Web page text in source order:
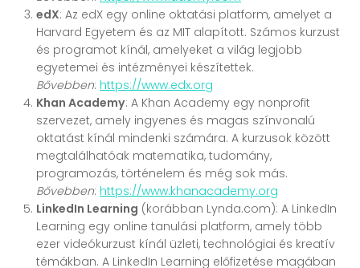
edX: Az edX egy online oktatási platform, amelyet a
Harvard Egyetem és az MIT alapított. Számos kurzust
és programot kínál, amelyeket a világ legjobb
egyetemei és intézményei készítettek.
Bővebben: https://www.edx.org
Khan Academy: A Khan Academy egy nonprofit
szervezet, amely ingyenes és magas színvonalú
oktatást kínál mindenki számára. A kurzusok között
megtalálhatóak matematika, tudomány,
programozás, történelem és még sok más.
Bővebben: https://www.khanacademy.org
LinkedIn Learning (korábban Lynda.com): A LinkedIn
Learning egy online tanulási platform, amely több
ezer videókurzust kínál üzleti, technológiai és kreatív
témákban. A LinkedIn Learning előfizetése magában